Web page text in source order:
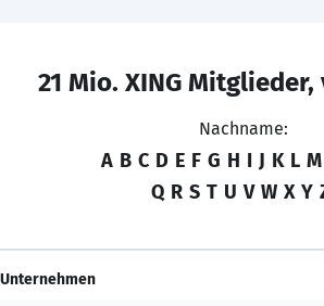
21 Mio. XING Mitglieder,
Nachname:
A B C D E F G H I J K L M
Q R S T U V W X Y
Unternehmen